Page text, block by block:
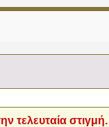
τελευταία στιγμή.